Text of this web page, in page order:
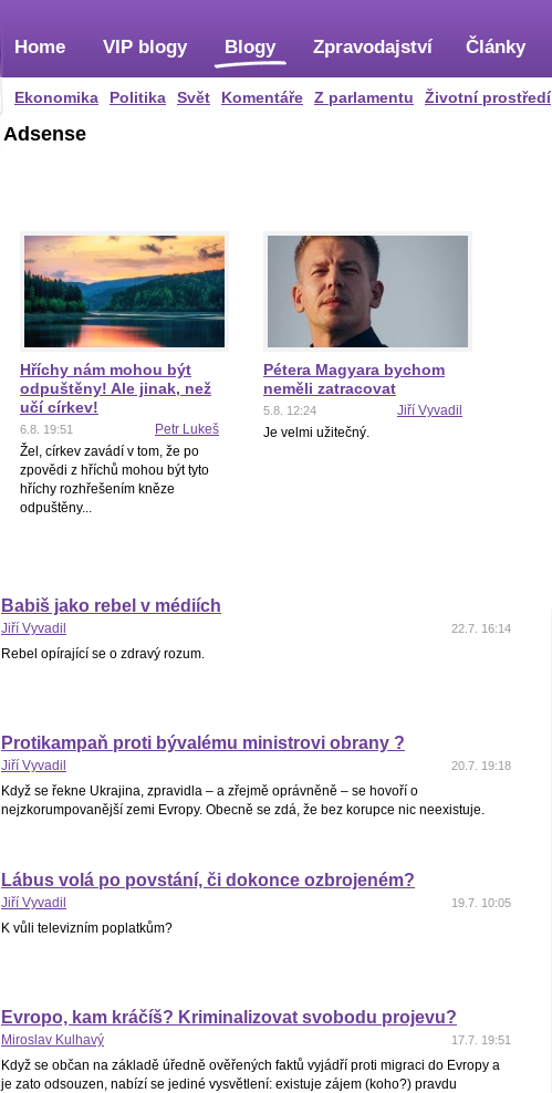
Home
Ekonomika Politika Svět Komentáře Z parlamentu Životní prostředí
VIP blogy Blogy Zpravodajství Články
Adsense
Hříchy nám mohou být
odpuštěny! Ale jinak, než
učí církev!
6.8. 19:51
Petr Lukeš
Žel, církev zavádí v tom, že po
zpovědi z hříchů mohou být tyto
hříchy rozhřešením kněze
odpuštěny...
Pétera Magyara bychom
neměli zatracovat
5.8. 12:24
Jiří Vyvadil
Je velmi užitečný.
Babiš jako rebel v médiích
22.7. 16:14
Jiří Vyvadil
Rebel opírající se o zdravý rozum.
Protikampaň proti bývalému ministrovi obrany ?
20.7. 19:18
Jiří Vyvadil
Když se řekne Ukrajina, zpravidla – a zřejmě oprávněně – se hovoří o
nejzkorumpovanější zemi Evropy. Obecně se zdá, že bez korupce nic neexistuje.
Lábus volá po povstání, či dokonce ozbrojeném?
19.7. 10:05
Jiří Vyvadil
K vůli televizním poplatkům?
Evropo, kam kráčíš? Kriminalizovat svobodu projevu?
17.7. 19:51
Miroslav Kulhavý
Když se občan na základě úředně ověřených faktů vyjádří proti migraci do Evropy a
je zato odsouzen, nabízí se jediné vysvětlení: existuje zájem (koho?) pravdu